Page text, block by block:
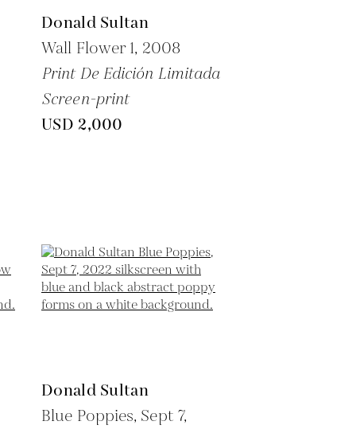
Donald Sultan
Wall Flower 1, 2008
Print De Edición Limitada
Screen-print
USD 2,000
Donald Sultan
Blue Poppies, Sept 7,